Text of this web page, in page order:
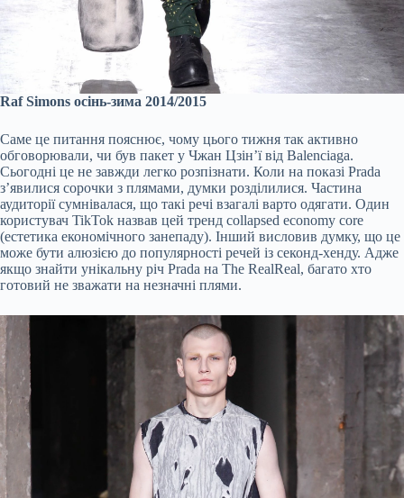
Raf Simons ​осінь-зима 2014/2015 ​
Саме це питання пояснює, чому цього тижня так активно
обговорювали, чи був пакет у Чжан Цзін’ї від Balenciaga.
Сьогодні це не завжди легко розпізнати. Коли на показі Prada
з’явилися сорочки з плямами, думки розділилися. Частина
аудиторії сумнівалася, що такі речі взагалі варто одягати. Один
користувач TikTok назвав цей тренд collapsed economy core
(естетика економічного занепаду). Інший висловив думку, що це
може бути алюзією до популярності речей із секонд-хенду. Адже
якщо знайти унікальну річ Prada на The RealReal, багато хто
готовий не зважати на незначні плями.